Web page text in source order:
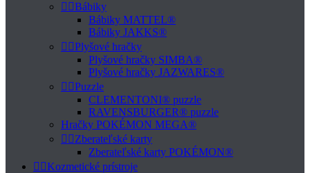
 Bábiky
Bábiky MATTEL®
Bábiky JAKKS®
 Plyšové hračky
Plyšové hračky SIMBA®
Plyšové hračky JAZWARES®
 Puzzle
CLEMENTONI® puzzle
RAVENSBURGER® puzzle
Hračky POKÉMON MEGA®
 Zberateľské karty
Zberateľské karty POKÉMON®
 Kozmetické prístroje